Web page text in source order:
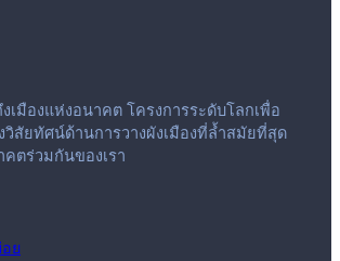
เมืองแห่งอนาคต โครงการระดับโลกเพื่อ
สัยทัศน์ด้านการวางผังเมืองที่ล้ำสมัยที่สุด
ตร่วมกันของเรา
ย